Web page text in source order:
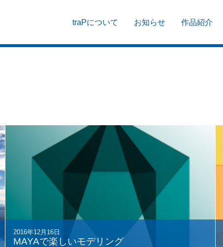
traPについて お知らせ 作品紹介
2016年12月16日
MAYAで楽しいモデリング